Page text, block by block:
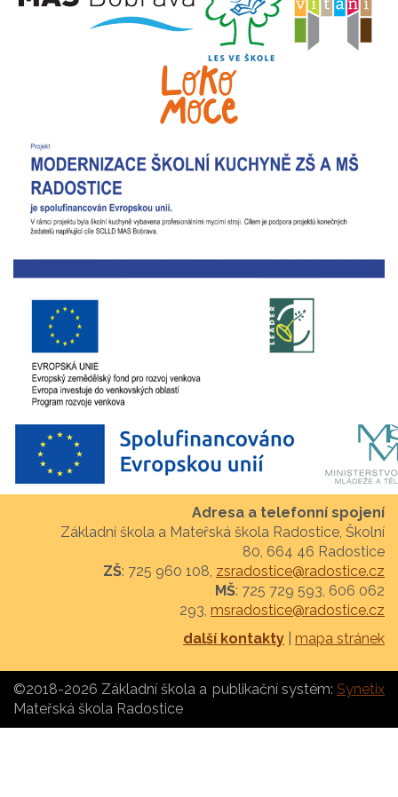
Adresa a telefonní spojení
Základní škola a Mateřská škola Radostice, Školní
80, 664 46 Radostice
ZŠ: 725 960 108, zsradostice@radostice.cz
MŠ: 725 729 593, 606 062
293, msradostice@radostice.cz
další kontakty
mapa stránek
publikační systém: Synetix
©2018-2026 Základní škola a
Mateřská škola Radostice